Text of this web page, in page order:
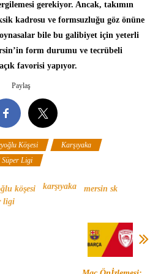
gerekiyor. Ancak, takımın
kadrosu ve formsuzluğu göz önüne
bile bu galibiyet için yeterli
form durumu ve tecrübeli
favorisi yapıyor.
Paylaş
Köşesi Karşıyaka
Süper Ligi
köşesi karşıyaka
mersin sk
ligi